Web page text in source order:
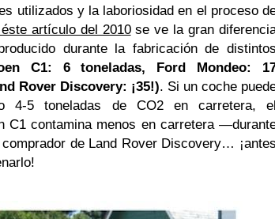
utilizados y la laboriosidad en el proceso
artículo del 2010se ve la gran
durante la fabricación de distintos
C1: 6 toneladas, Ford Mondeo:
Rover Discovery: ¡35!). Si un coche
4-5 toneladas de CO2 en carretera, el
C1 contamina menos en carretera
de Land Rover Discovery… ¡antes